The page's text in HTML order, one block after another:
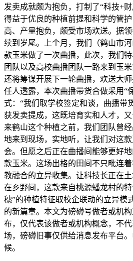
发卖成就颇为抱负，打制了“科技+财
得益于优良的种植前提和科学的管
高、产量抱负，颇受市场欢送。据
续到岁尾。上个月，我们（鹤山市
款玉米做了一次曲播，此次，我们
团队以及高校曲播团队一路来到玉
还将筹谋开展下一轮曲播，欢送大
任人透露，本次曲播带货合做采用“
式：“我们取学校签定和谈，曲播带
获发卖提成，这既培育实和人才，
来鹤山这个种植之前，我们团队曾
地来到现场，实地听，让我们对这
会。但愿之后正在曲播间能够更好
款玉米。这场出格的田间不只毗连
教融合的立异收集。让科技长正在
在乡野间，这款来自桃源蟠龙村的
穗”的种植特征取校企联动的立异模
的新篇章。本文为磅礴号做者或机
布，仅代表该做者或机构概念，不
场，磅礴旧事仅供给消息发布平台
候。